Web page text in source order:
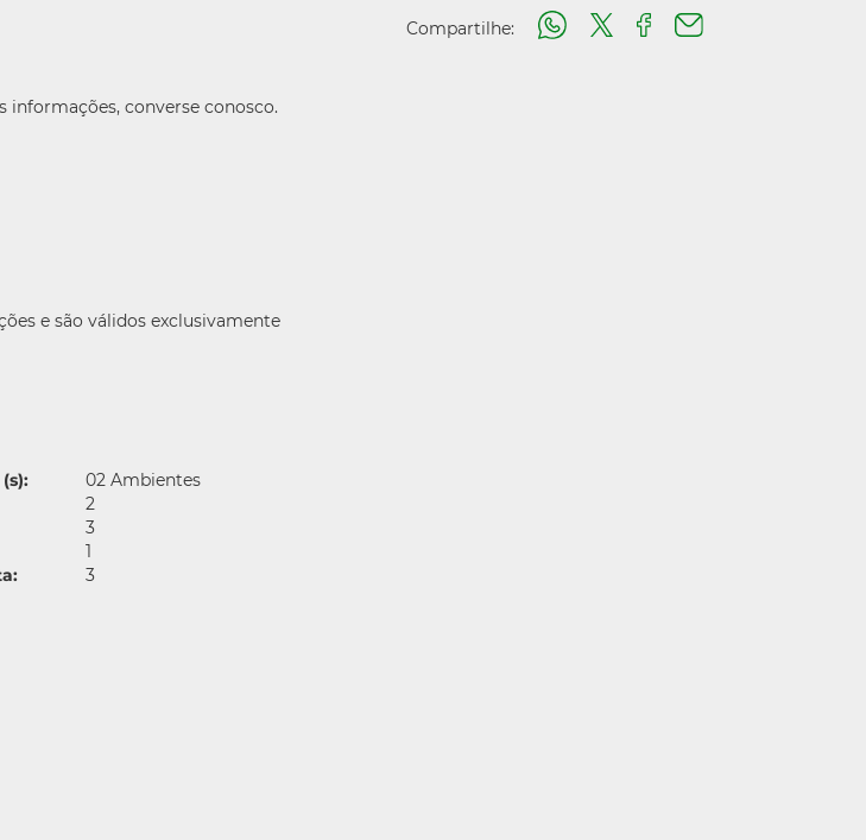
Compartilhe:
informações, converse conosco.
e são válidos exclusivamente
02 Ambientes
2
3
1
3